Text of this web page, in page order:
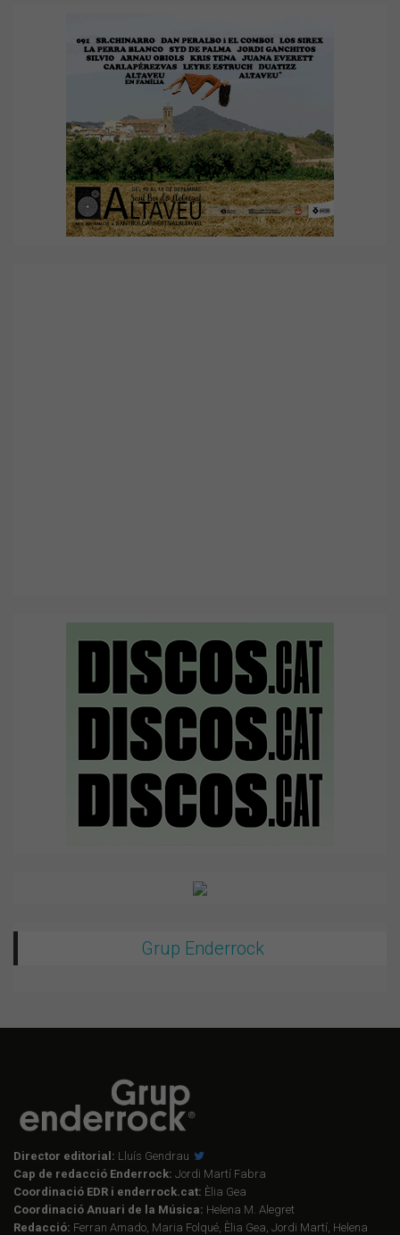
Grup Enderrock
Director editorial: Lluís Gendrau
Cap de redacció Enderrock: Jordi Martí Fabra
Coordinació EDR i enderrock.cat: Èlia Gea
Coordinació Anuari de la Música: Helena M. Alegret
Redacció: Ferran Amado, Maria Folqué, Èlia Gea, Jordi Martí, Helena